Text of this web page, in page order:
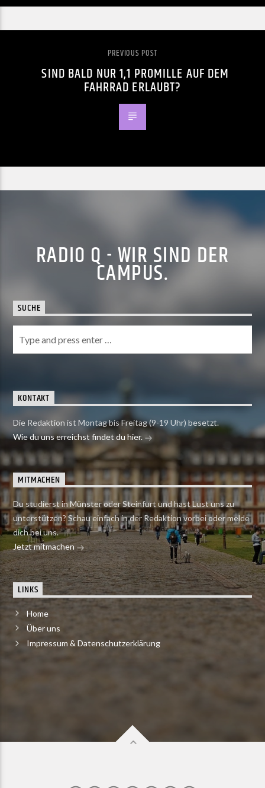
PREVIOUS POST
SIND BALD NUR 1,1 PROMILLE AUF DEM
FAHRRAD ERLAUBT?
RADIO Q - WIR SIND DER
CAMPUS.
SUCHE
KONTAKT
Die Redaktion ist Montag bis Freitag (9-19 Uhr) besetzt.
Wie du uns erreichst findet du hier.
MITMACHEN
Du studierst in Münster oder Steinfurt und hast Lust uns zu
unterstützen? Schau einfach in der Redaktion vorbei oder melde
dich bei uns.
Jetzt mitmachen
LINKS
Home
Über uns
Impressum & Datenschutzerklärung